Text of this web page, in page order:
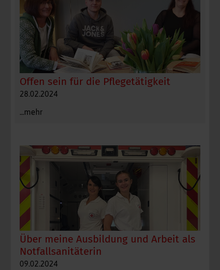
Offen sein für die Pflegetätigkeit
28.02.2024
...mehr
Über meine Ausbildung und Arbeit als
Notfallsanitäterin
09.02.2024